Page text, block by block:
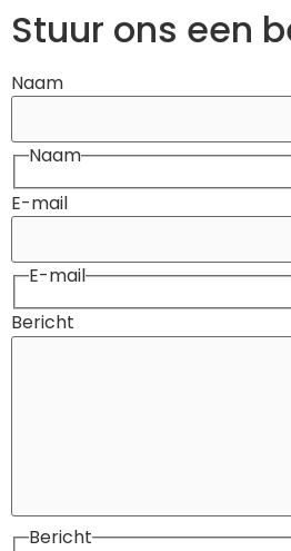
Stuur ons een
Naam
Naam
E-mail
E-mail
Bericht
Bericht